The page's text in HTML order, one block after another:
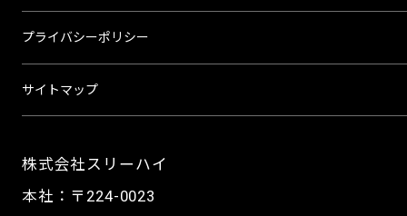
株式会社スリーハイ
本社：〒224-0023
プライバシーポリシー
サイトマップ